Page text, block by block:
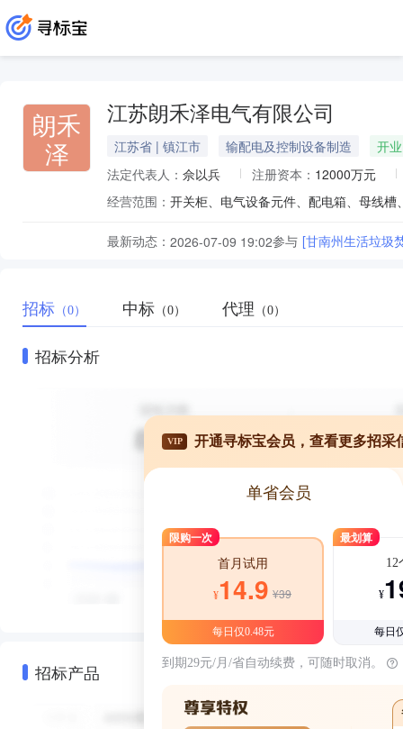
朗禾
泽
江苏朗禾泽电气有限公司
江苏省 | 镇江市 输配电及控制设备制造
开业
法定代表人： 佘以兵 注册资本： 12000万元
经营范围：
最新动态： 2026-07-09 19:02参与 [甘南州生活垃圾
招标 （0） 中标 （0） 代理 （0）
招标分析
招标产品
VIP 开通寻标宝会员，查看更多招采
单省会员
限购一次
首月试用
¥14.9 ¥39
每日仅0.48元
最划算
12
¥
每日
到期29元/月/省自动续费，可随时取消。